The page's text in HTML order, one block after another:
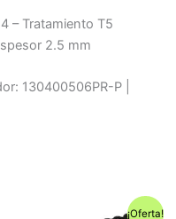
– Tratamiento T5
2.5 mm
130400506PR-P |
¡Oferta!